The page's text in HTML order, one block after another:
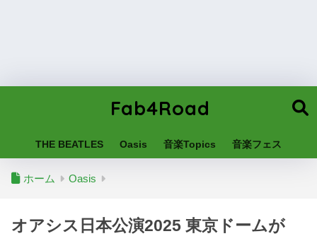
Fab4Road
THE BEATLES Oasis 音楽Topics 音楽フェス
ホーム Oasis
オアシス日本公演2025 東京ドームが